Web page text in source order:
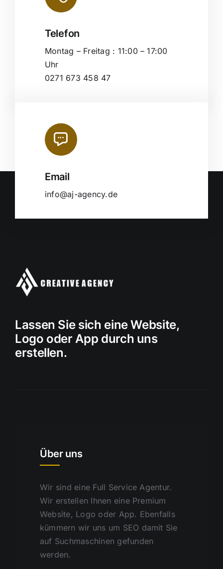
Telefon
Montag – Freitag : 11:00 – 17:00
Uhr
0271 673 458 47
Email
info@aj-agency.de
Lassen Sie sich eine Website,
Logo oder App durch uns
erstellen.
Über uns
Wir sind eine Full Service Agentur.
Wir erstellen Ihnen eine Premium
Website, Logo oder App. Ebenfalls
kümmern wir uns um SEO damit Sie
auf Suchmaschinen gefunden
werden.